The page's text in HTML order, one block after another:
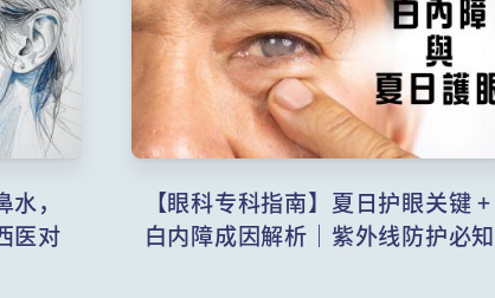
，
医对
【眼科专科指南】夏日护眼关键 +
白内障成因解析｜紫外线防护必知